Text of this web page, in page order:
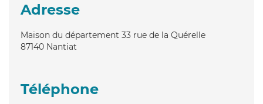
Adresse
Maison du département 33 rue de la Quérelle
87140 Nantiat
Téléphone